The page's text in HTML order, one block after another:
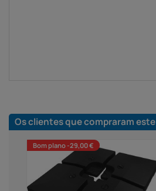
Os clientes que compraram
Bom plano -29,00 €